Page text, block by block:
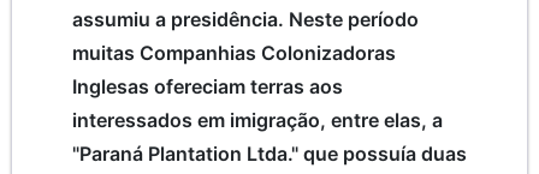
assumiu a presidência. Neste período
muitas Companhias Colonizadoras
Inglesas ofereciam terras aos
interessados em imigração, entre elas, a
"Paraná Plantation Ltda." que possuía duas